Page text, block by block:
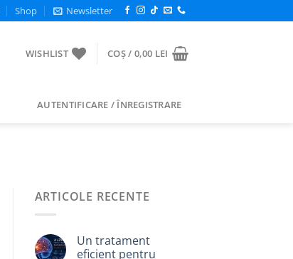
Shop Newsletter
WISHLIST COȘ / 0,00 LEI
AUTENTIFICARE / ÎNREGISTRARE
ARTICOLE RECENTE
Un tratament
eficient pentru